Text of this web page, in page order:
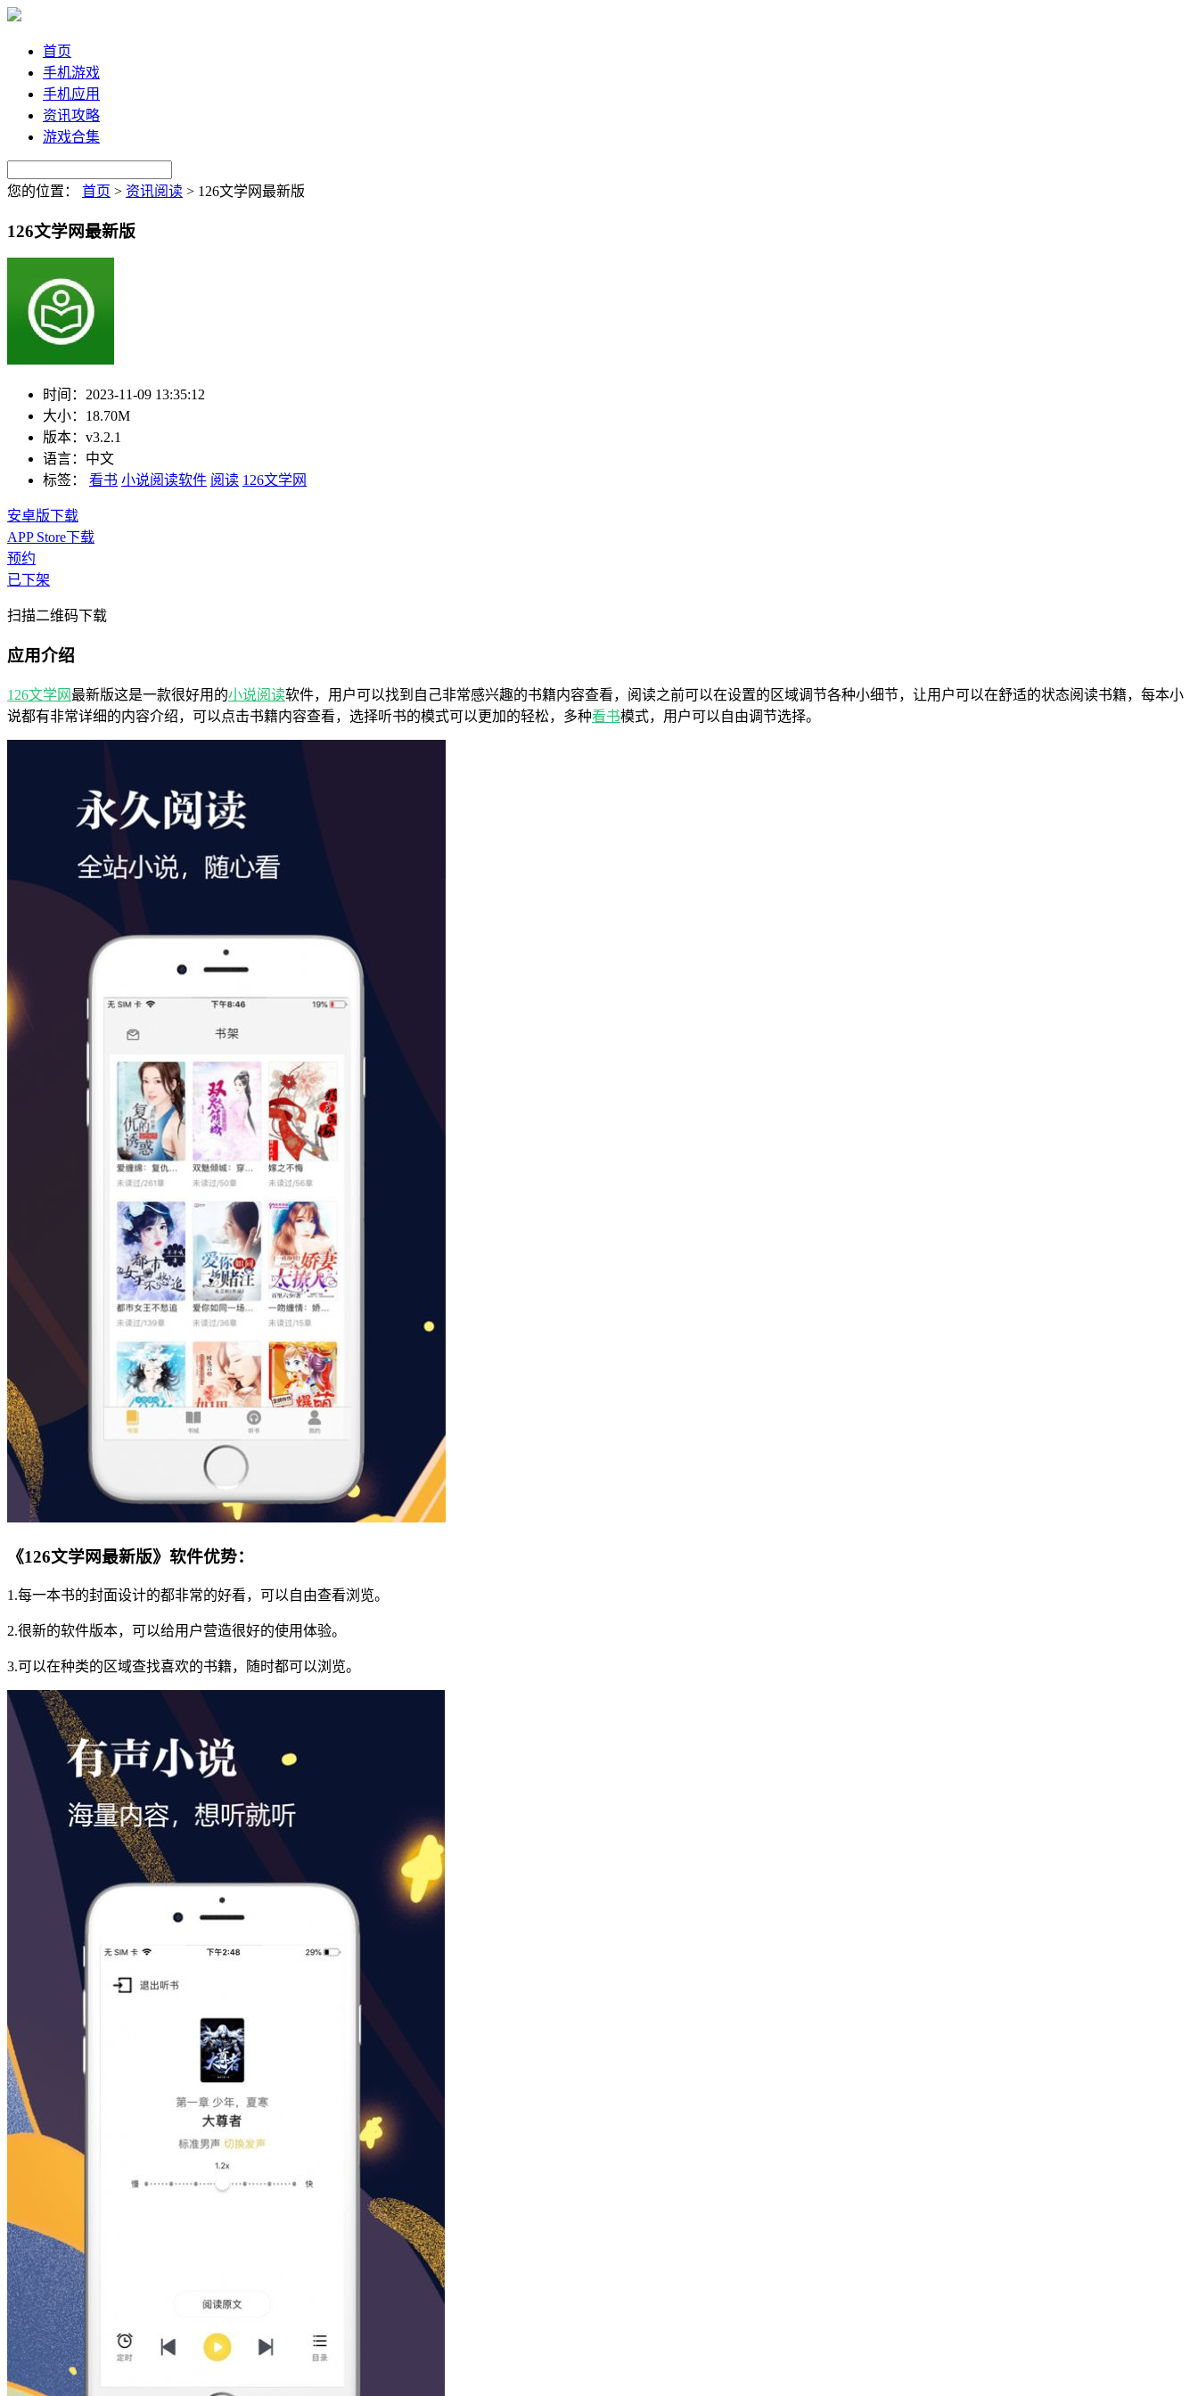
首页
手机游戏
手机应用
资讯攻略
游戏合集
您的位置： 首页 > 资讯阅读 > 126文学网最新版
126文学网最新版
时间： 2023-11-09 13:35:12
大小： 18.70M
版本： v3.2.1
语言： 中文
标签：
看书 小说阅读软件 阅读 126文学网
安卓版下载
APP Store下载
预约
已下架
扫描二维码下载
应用介绍
126文学网最新版这是一款很好用的小说阅读软件，用户可以找到自己非常感兴趣的书籍内容查看，阅读之前可以在设置的区域调节各种小细节，让用户可以在舒适的状态阅读书籍，每本小
说都有非常详细的内容介绍，可以点击书籍内容查看，选择听书的模式可以更加的轻松，多种看书模式，用户可以自由调节选择。
《126文学网最新版》软件优势：
1.每一本书的封面设计的都非常的好看，可以自由查看浏览。
2.很新的软件版本，可以给用户营造很好的使用体验。
3.可以在种类的区域查找喜欢的书籍，随时都可以浏览。